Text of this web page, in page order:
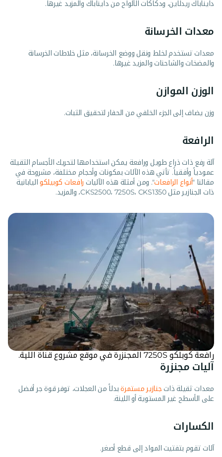
دايناباك ريدلاين، ودكاكات الألواح من دايناباك والمزيد غيرها.
معدات الخرسانة
معدات تستخدم لخلط ونقل ووضع الخرسانة، مثل خلاطات الخرسانة
والمضخات والشاحنات والمزيد غيرها.
الوزن الموازن
وزن يضاف إلى الجزء الخلفي من الحفار لتحقيق الثبات.
الرافعة
آلة رفع ذات ذراع طويل ورافعة يمكن استخدامها لتحريك الأجسام الثقيلة
عمودياً وأفقياً. تأتي هذه الآلات بمكونات وأحجام مختلفة، مشروحة في
مقالنا "أنواع الرافعات". ومن أمثلة هذه الآليات رافعات كوبيلكو اليابانية
ذات الجنازير مثل CKS2500، 7250S، CKS1350، والمزيد.
رافعة كوبلكو 7250S المجنزرة في موقع مشروع قناة اللية.
آليات مجنزرة
معدات ثقيلة ذات جنازير مستمرةبدلاً من العجلات، توفر قوة جر أفضل
على الأسطح غير المستوية أو اللينة.
الكسارات
آلات تقوم بتفتيت المواد إلى قطع أصغر.